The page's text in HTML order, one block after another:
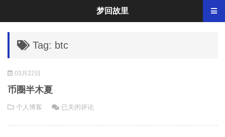
Tag: btc
03月22日
币圈半木夏
个人博客
币
已关闭评论
梦回故里